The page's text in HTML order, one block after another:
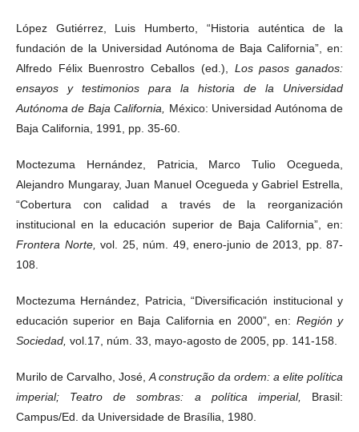
López Gutiérrez, Luis Humberto, “Historia auténtica de la
fundación de la Universidad Autónoma de Baja California”, en:
Alfredo Félix Buenrostro Ceballos (ed.), Los pasos ganados:
ensayos y testimonios para la historia de la Universidad
Autónoma de Baja California, México: Universidad Autónoma de
Baja California, 1991, pp. 35-60.
Moctezuma Hernández, Patricia, Marco Tulio Ocegueda,
Alejandro Mungaray, Juan Manuel Ocegueda y Gabriel Estrella,
“Cobertura con calidad a través de la reorganización
institucional en la educación superior de Baja California”, en:
Frontera Norte, vol. 25, núm. 49, enero-junio de 2013, pp. 87-
108.
Moctezuma Hernández, Patricia, “Diversificación institucional y
educación superior en Baja California en 2000”, en: Región y
Sociedad, vol.17, núm. 33, mayo-agosto de 2005, pp. 141-158.
Murilo de Carvalho, José, A construção da ordem: a elite política
imperial; Teatro de sombras: a política imperial, Brasil:
Campus/Ed. da Universidade de Brasília, 1980.